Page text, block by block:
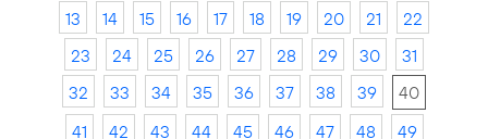
13
14 15 16 17 18 19 20 21
22
23
24 25 26 27 28 29 30
31
32
33 34 35 36 37 38 39
40
41
42 43 44 45 46 47 48 49